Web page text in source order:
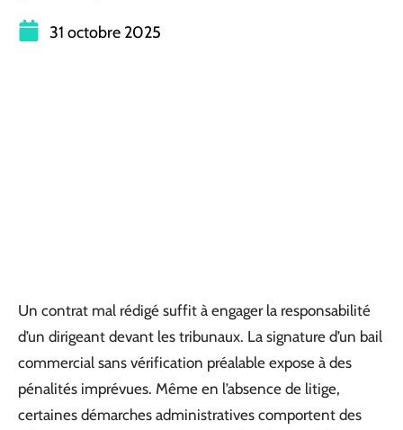
31 octobre 2025
Un contrat mal rédigé suffit à engager la responsabilité
d’un dirigeant devant les tribunaux. La signature d’un bail
commercial sans vérification préalable expose à des
pénalités imprévues. Même en l’absence de litige,
certaines démarches administratives comportent des